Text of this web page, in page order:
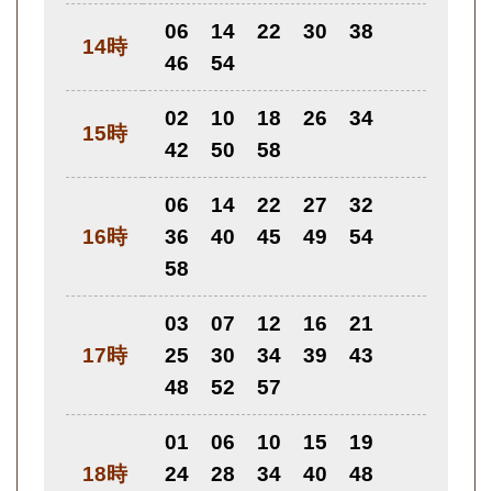
14時
06 14 22 30
38
46
54
15時
02 10 18 26
34
42
50 58
16時
06 14 22 27
32
36
40 45 49
54
58
17時
03 07 12 16
21
25
30 34 39
43
48
52 57
18時
01 06 10 15
19
24
28 34 40
48